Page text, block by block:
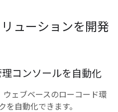
ューションを開発
コンソールを自動化
ウェブベースのローコード環
を自動化できます。